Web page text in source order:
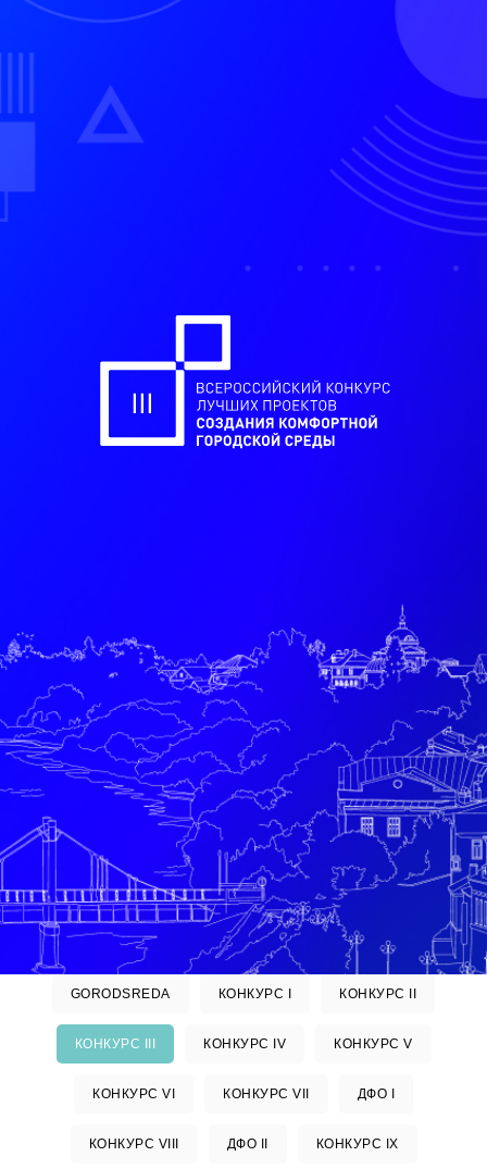
GORODSREDA КОНКУРС I КОНКУРС II
КОНКУРС III КОНКУРС IV КОНКУРС V
КОНКУРС VI КОНКУРС VII ДФО I
КОНКУРС VIII ДФО II КОНКУРС IX